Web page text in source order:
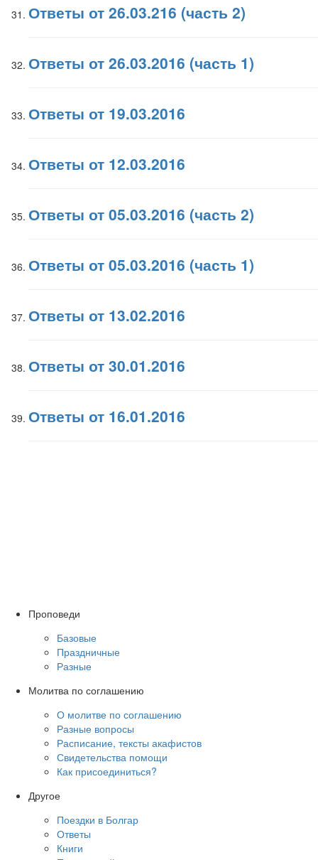
Ответы от 26.03.216 (часть 2)
Ответы от 26.03.2016 (часть 1)
Ответы от 19.03.2016
Ответы от 12.03.2016
Ответы от 05.03.2016 (часть 2)
Ответы от 05.03.2016 (часть 1)
Ответы от 13.02.2016
Ответы от 30.01.2016
Ответы от 16.01.2016
Проповеди
Базовые
Праздничные
Разные
Молитва по соглашению
О молитве по соглашению
Разные вопросы
Расписание, тексты акафистов
Свидетельства помощи
Как присоединиться?
Другое
Поездки в Болгар
Ответы
Книги